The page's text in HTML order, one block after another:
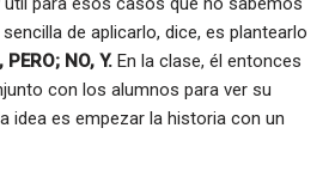
de aplicarlo, dice, es plantearlo
PERO; NO, Y. En la clase, él entonces
con los alumnos para ver su
idea es empezar la historia con un